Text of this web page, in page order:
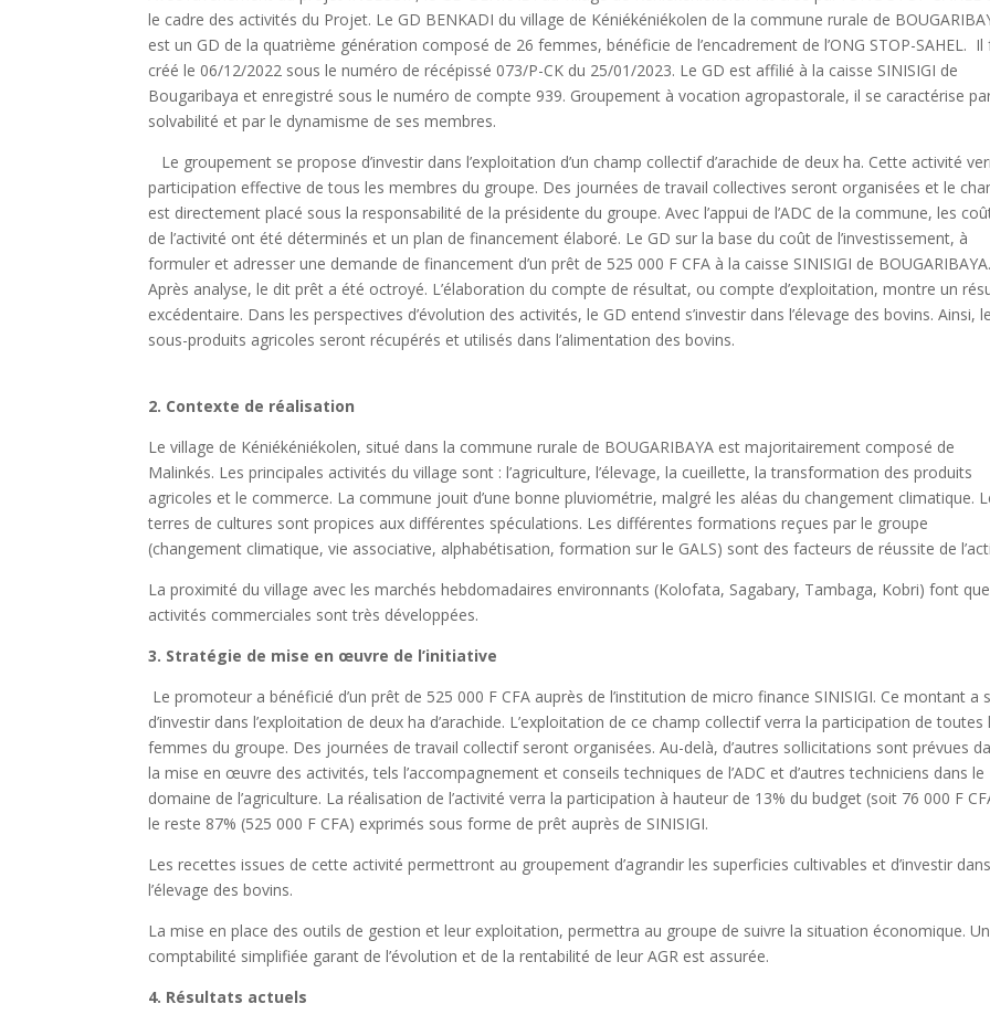
le cadre des activités du Projet. Le GD BENKADI du village de Kéniékéniékolen de la commune rurale de
est un GD de la quatrième génération composé de 26 femmes, bénéficie de l’encadrement de l’ONG STOP-SAHEL. Il
créé le 06/12/2022 sous le numéro de récépissé 073/P-CK du 25/01/2023. Le GD est affilié à la caisse SINISIGI de
Bougaribaya et enregistré sous le numéro de compte 939. Groupement à vocation agropastorale, il se caractérise
solvabilité et par le dynamisme de ses membres.
Le groupement se propose d’investir dans l’exploitation d’un champ collectif d’arachide de deux ha. Cette activité
participation effective de tous les membres du groupe. Des journées de travail collectives seront organisées et le
est directement placé sous la responsabilité de la présidente du groupe. Avec l’appui de l’ADC de la commune, les
de l’activité ont été déterminés et un plan de financement élaboré. Le GD sur la base du coût de l’investissement, à
formuler et adresser une demande de financement d’un prêt de 525 000 F CFA à la caisse SINISIGI de BOUGARIBAYA.
Après analyse, le dit prêt a été octroyé. L’élaboration du compte de résultat, ou compte d’exploitation, montre un
excédentaire. Dans les perspectives d’évolution des activités, le GD entend s’investir dans l’élevage des bovins. Ainsi,
sous-produits agricoles seront récupérés et utilisés dans l’alimentation des bovins.
2. Contexte de réalisation
Le village de Kéniékéniékolen, situé dans la commune rurale de BOUGARIBAYA est majoritairement composé de
Malinkés. Les principales activités du village sont : l’agriculture, l’élevage, la cueillette, la transformation des produits
agricoles et le commerce. La commune jouit d’une bonne pluviométrie, malgré les aléas du changement climatique.
terres de cultures sont propices aux différentes spéculations. Les différentes formations reçues par le groupe
(changement climatique, vie associative, alphabétisation, formation sur le GALS) sont des facteurs de réussite de
La proximité du village avec les marchés hebdomadaires environnants (Kolofata, Sagabary, Tambaga, Kobri) font
activités commerciales sont très développées.
3. Stratégie de mise en œuvre de l’initiative
Le promoteur a bénéficié d’un prêt de 525 000 F CFA auprès de l’institution de micro finance SINISIGI. Ce montant a
d’investir dans l’exploitation de deux ha d’arachide. L’exploitation de ce champ collectif verra la participation de toutes
femmes du groupe. Des journées de travail collectif seront organisées. Au-delà, d’autres sollicitations sont prévues
la mise en œuvre des activités, tels l’accompagnement et conseils techniques de l’ADC et d’autres techniciens dans le
domaine de l’agriculture. La réalisation de l’activité verra la participation à hauteur de 13% du budget (soit 76 000 F
le reste 87% (525 000 F CFA) exprimés sous forme de prêt auprès de SINISIGI.
Les recettes issues de cette activité permettront au groupement d’agrandir les superficies cultivables et d’investir dans
l’élevage des bovins.
La mise en place des outils de gestion et leur exploitation, permettra au groupe de suivre la situation économique.
comptabilité simplifiée garant de l’évolution et de la rentabilité de leur AGR est assurée.
4. Résultats actuels